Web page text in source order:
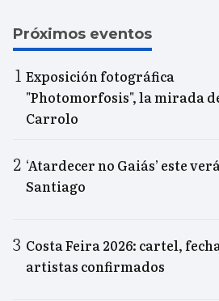
Próximos eventos
Exposición fotográfica
"Photomorfosis", la mirada
Carrolo
‘Atardecer no Gaiás’ este
Santiago
Costa Feira 2026: cartel,
artistas confirmados